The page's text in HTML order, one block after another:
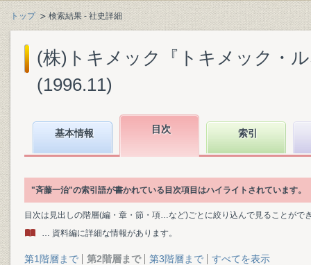
トップ 検索結果 - 社史詳細
(株)トキメック『トキメック・
(1996.11)
基本情報 目次 索引
"斉藤一治"の索引語が書かれている目次項目はハイライトされています。
目次は見出しの階層(編・章・節・項…など)ごとに絞り込んで見ることがで
… 資料編に詳細な情報があります。
第1階層まで 第2階層まで 第3階層まで すべてを表示